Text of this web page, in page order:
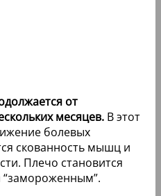
от
месяцев. В этот
болевых
скованность мышц и
Плечо становится